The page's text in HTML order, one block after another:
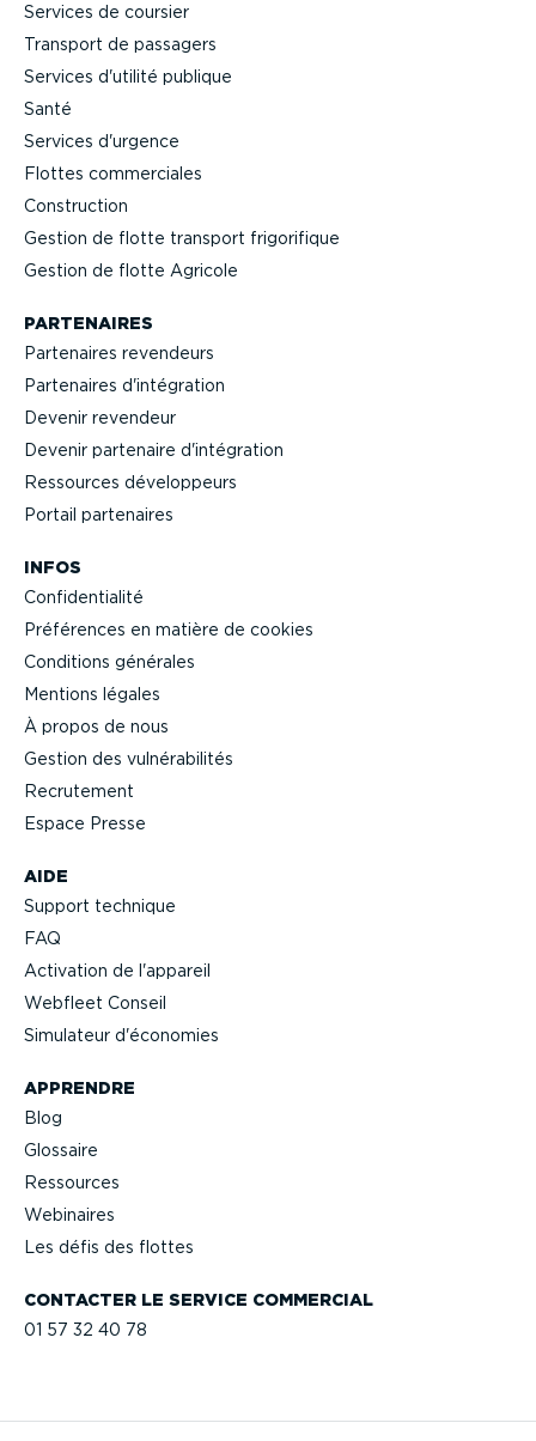
Services de coursier
Transport de passagers
Services d'utilité publique
Santé
Services d'urgence
Flottes commer­ciales
Construction
Gestion de flotte transport frigo­ri­fique
Gestion de flotte Agricole
CONTACTER LE SERVICE COMMERCIAL
01 57 32 40 78
AIDE
Support technique
FAQ
Activation de l'appareil
Webfleet Conseil
Simulateur d'économies
APPRENDRE
Blog
Glossaire
Ressources
Webinaires
Les défis des flottes
PARTENAIRES
Partenaires revendeurs
Partenaires d'intégration
Devenir revendeur
Devenir partenaire d'intégration
Ressources dévelop­peurs
Portail partenaires
INFOS
Confi­den­tialité
Préférences en matière de cookies
Conditions générales
Mentions légales
À propos de nous
Gestion des vulné­ra­bi­lités
Recrutement
Espace Presse